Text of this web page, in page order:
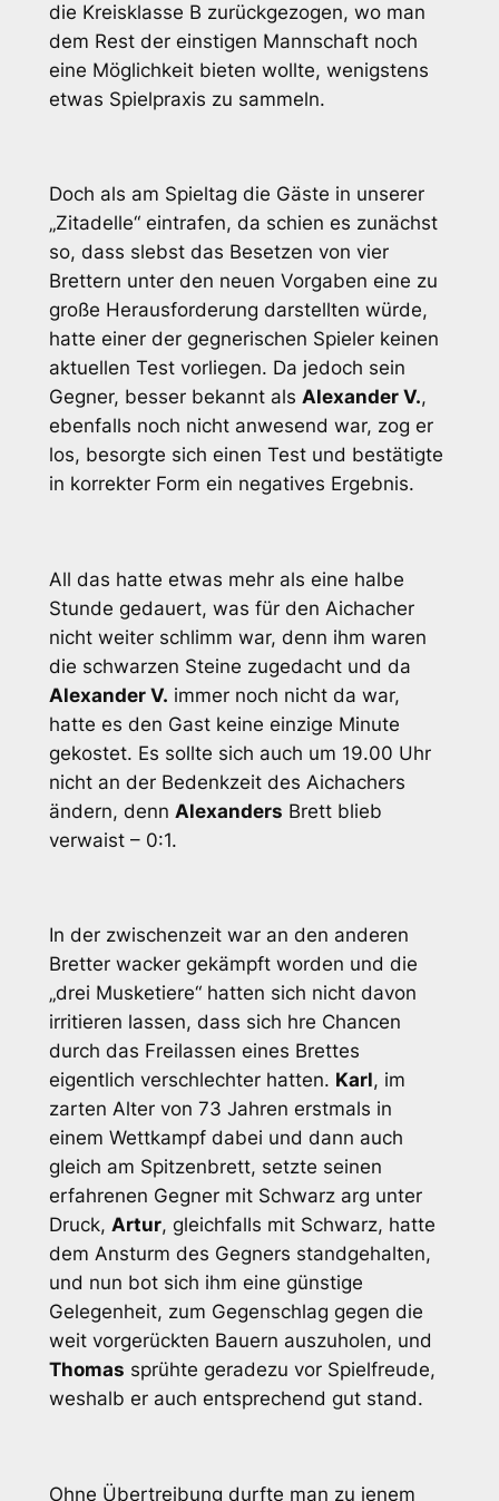
die Kreisklasse B zurückgezogen, wo man
dem Rest der einstigen Mannschaft noch
eine Möglichkeit bieten wollte, wenigstens
etwas Spielpraxis zu sammeln.
Doch als am Spieltag die Gäste in unserer
„Zitadelle“ eintrafen, da schien es zunächst
so, dass slebst das Besetzen von vier
Brettern unter den neuen Vorgaben eine zu
große Herausforderung darstellten würde,
hatte einer der gegnerischen Spieler keinen
aktuellen Test vorliegen. Da jedoch sein
Gegner, besser bekannt als Alexander V.,
ebenfalls noch nicht anwesend war, zog er
los, besorgte sich einen Test und bestätigte
in korrekter Form ein negatives Ergebnis.
All das hatte etwas mehr als eine halbe
Stunde gedauert, was für den Aichacher
nicht weiter schlimm war, denn ihm waren
die schwarzen Steine zugedacht und da
Alexander V. immer noch nicht da war,
hatte es den Gast keine einzige Minute
gekostet. Es sollte sich auch um 19.00 Uhr
nicht an der Bedenkzeit des Aichachers
ändern, denn Alexanders Brett blieb
verwaist – 0:1.
In der zwischenzeit war an den anderen
Bretter wacker gekämpft worden und die
„drei Musketiere“ hatten sich nicht davon
irritieren lassen, dass sich hre Chancen
durch das Freilassen eines Brettes
eigentlich verschlechter hatten. Karl, im
zarten Alter von 73 Jahren erstmals in
einem Wettkampf dabei und dann auch
gleich am Spitzenbrett, setzte seinen
erfahrenen Gegner mit Schwarz arg unter
Druck, Artur, gleichfalls mit Schwarz, hatte
dem Ansturm des Gegners standgehalten,
und nun bot sich ihm eine günstige
Gelegenheit, zum Gegenschlag gegen die
weit vorgerückten Bauern auszuholen, und
Thomas sprühte geradezu vor Spielfreude,
weshalb er auch entsprechend gut stand.
Ohne Übertreibung durfte man zu jenem